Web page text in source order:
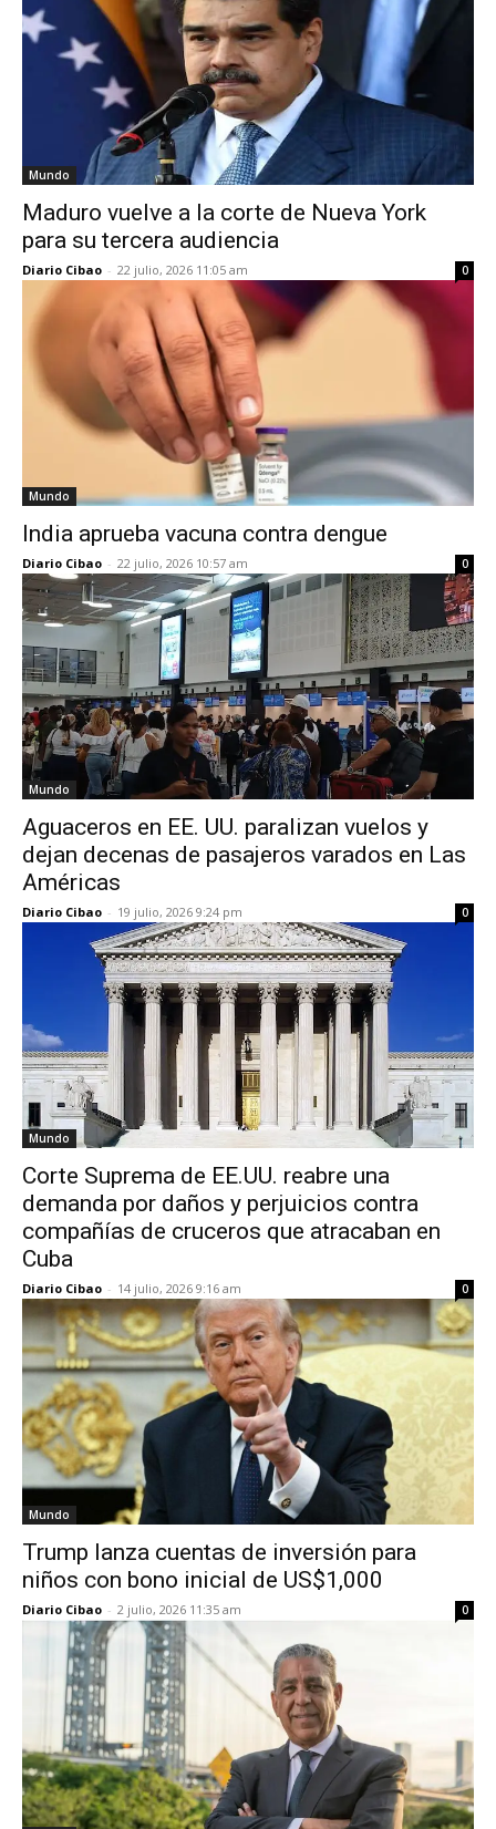
Mundo
Maduro vuelve a la corte de Nueva York
para su tercera audiencia
Diario Cibao - 22 julio, 2026 11:05 am 0
Mundo
India aprueba vacuna contra dengue
Diario Cibao - 22 julio, 2026 10:57 am 0
Mundo
Aguaceros en EE. UU. paralizan vuelos y
dejan decenas de pasajeros varados en Las
Américas
Diario Cibao - 19 julio, 2026 9:24 pm 0
Mundo
Corte Suprema de EE.UU. reabre una
demanda por daños y perjuicios contra
compañías de cruceros que atracaban en
Cuba
Diario Cibao - 14 julio, 2026 9:16 am 0
Mundo
Trump lanza cuentas de inversión para
niños con bono inicial de US$1,000
Diario Cibao - 2 julio, 2026 11:35 am 0